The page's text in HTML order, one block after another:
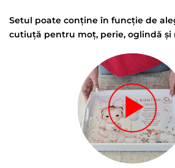
Setul poate conține în funcție de
cutiuță pentru moț, perie, oglindă și